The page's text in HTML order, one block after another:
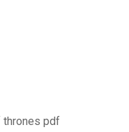
thrones pdf